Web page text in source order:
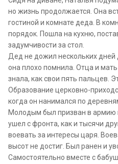
но жизнь продолжается. Она
гостиной и комнате деда. В
порядок. Пошла на кухню,
задумчивости за стол.
Дед не дожил нескольких дней
она плохо помнила. Отца и
знала, как свои пять пальцев.
Образование церковно-
когда он нанимался по
Молодым был призван в армию
ушел с фронта, как и тысячи
воевать за интересы царя.
высот не достиг. Был ранен и
Самостоятельно вместе с